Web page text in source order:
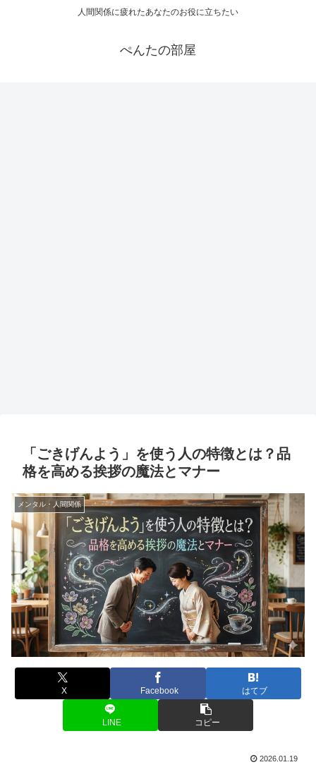
人間関係に疲れたあなたのお役に立ちたい
ぺんたの部屋
「ごきげんよう」を使う人の特徴とは？品
格を高める挨拶の魔法とマナー
メンタル・人間関係
X Facebook はてブ
LINE コピー
2026.01.19